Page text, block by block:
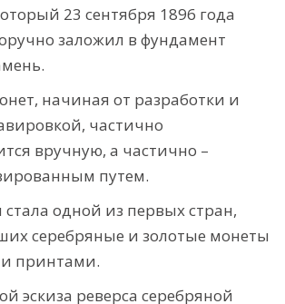
23 сентября 1896 года
заложил в фундамент
начиная от разработки и
частично
вручную, а частично –
путем.
стала одной из первых стран,
серебряные и золотые монеты
принтами.
эскиза реверса серебряной